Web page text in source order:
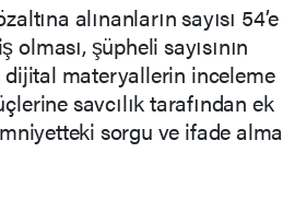
alınanların sayısı 54’e
şüpheli sayısının
dijital materyallerin inceleme
savcılık tarafından ek
sorgu ve ifade alma